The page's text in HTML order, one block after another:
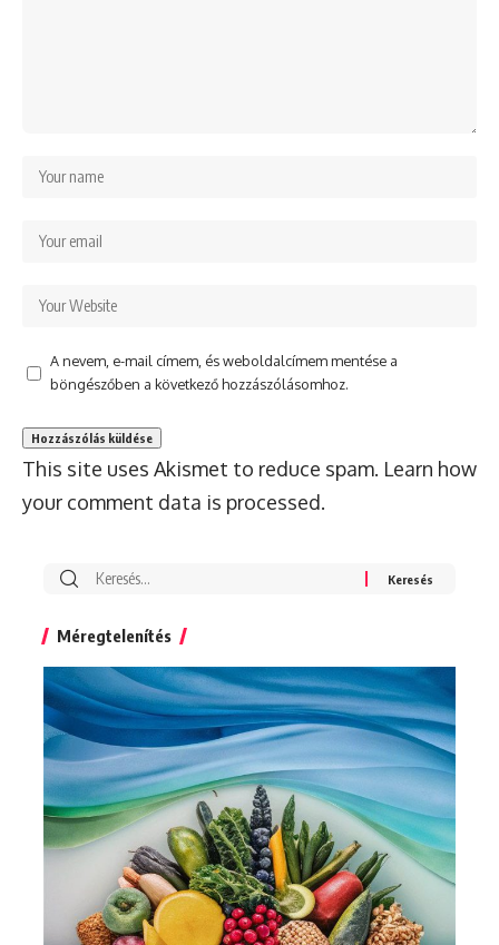
A nevem, e-mail címem, és weboldalcímem mentése a
böngészőben a következő hozzászólásomhoz.
This site uses Akismet to reduce spam. Learn how
your comment data is processed.
Search
Méregtelenítés